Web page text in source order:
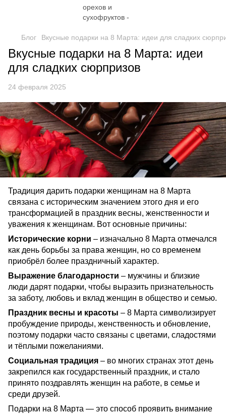
Блог Вкусные подарки на 8 Марта: идеи для сладких
Вкусные подарки на 8 Марта: идеи
для сладких сюрпризов
24 февраля 2025
Традиция дарить подарки женщинам на 8 Марта
связана с историческим значением этого дня и его
трансформацией в праздник весны, женственности и
уважения к женщинам. Вот основные причины:
Исторические корни – изначально 8 Марта отмечался
как день борьбы за права женщин, но со временем
приобрёл более праздничный характер.
Выражение благодарности – мужчины и близкие
люди дарят подарки, чтобы выразить признательность
за заботу, любовь и вклад женщин в общество и семью.
Праздник весны и красоты – 8 Марта символизирует
пробуждение природы, женственность и обновление,
поэтому подарки часто связаны с цветами, сладостями
и тёплыми пожеланиями.
Социальная традиция – во многих странах этот день
закрепился как государственный праздник, и стало
принято поздравлять женщин на работе, в семье и
среди друзей.
Подарки на 8 Марта — это способ проявить внимание